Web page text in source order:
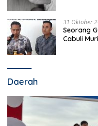
31 Oktober
Seorang
Cabuli
Daerah